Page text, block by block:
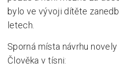
bylo ve vývoji dítěte
letech.
Sporná místa návrhu
Člověka v tísni: